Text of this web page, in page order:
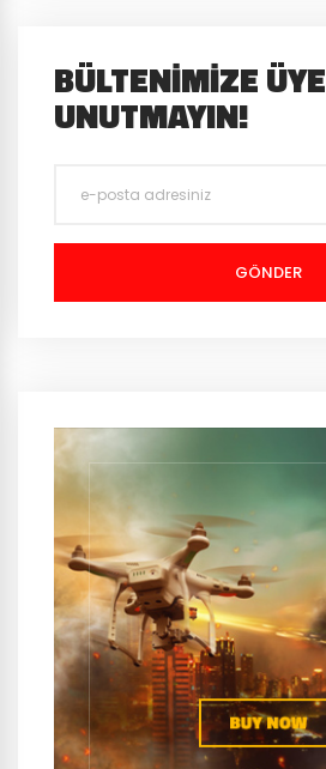
BÜLTENIMIZE
UNUTMAYIN!